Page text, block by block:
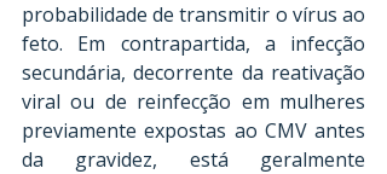
probabilidade de transmitir o vírus ao
feto. Em contrapartida, a infecção
secundária, decorrente da reativação
viral ou de reinfecção em mulheres
previamente expostas ao CMV antes
da gravidez, está geralmente